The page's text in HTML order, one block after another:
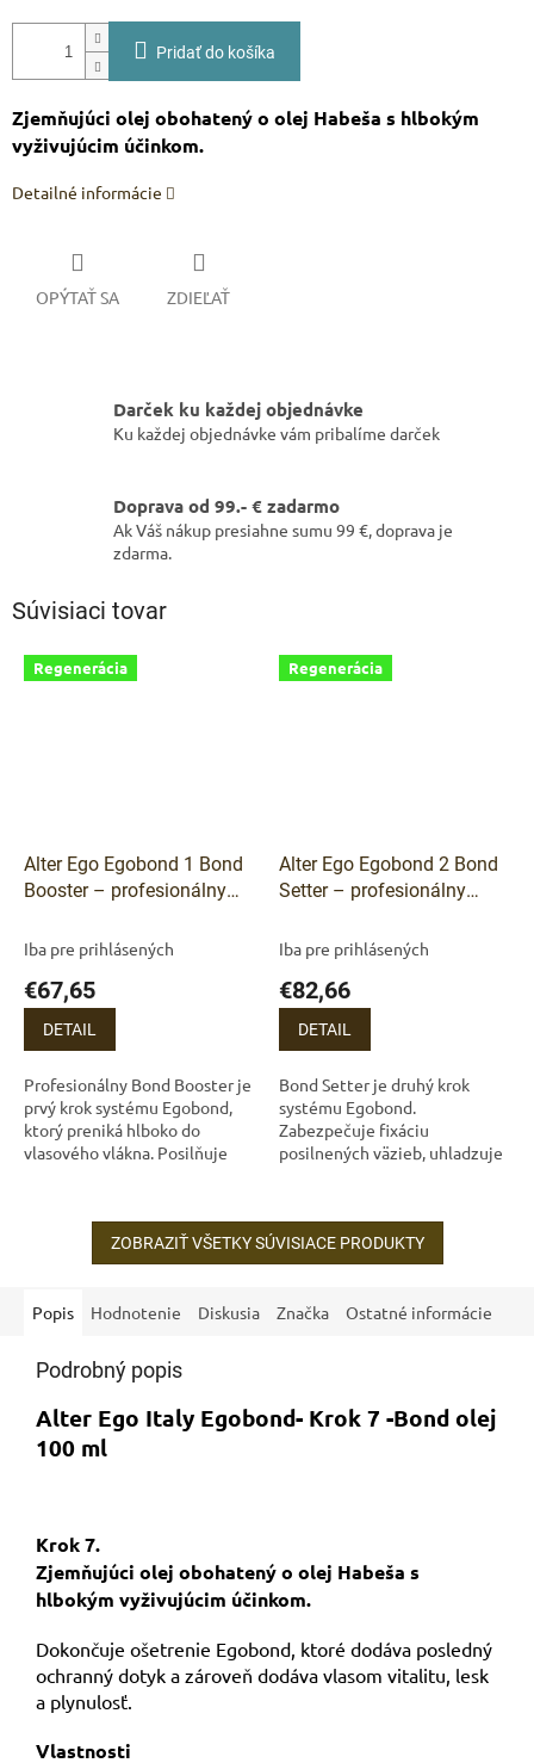
Pridať do košíka
Zjemňujúci olej obohatený o olej Habeša s hlbokým
vyživujúcim účinkom.
Detailné informácie
OPÝTAŤ SA ZDIEĽAŤ
Darček ku každej objednávke
Ku každej objednávke vám pribalíme darček
Doprava od 99.- € zadarmo
Ak Váš nákup presiahne sumu 99 €, doprava je
zdarma.
Súvisiaci tovar
Regenerácia
Alter Ego Egobond 1 Bond
Booster – profesionálny
ml (Na dotaz)
Iba pre prihlásených
€67,65
DETAIL
Profesionálny Bond Booster je
prvý krok systému Egobond,
ktorý preniká hlboko do
vlasového vlákna. Posilňuje
pripravuje ich...
Regenerácia
Alter Ego Egobond 2 Bond
Setter – profesionálny
(Na dotaz)
Iba pre prihlásených
€82,66
DETAIL
Bond Setter je druhý krok
systému Egobond.
Zabezpečuje fixáciu
posilnených väzieb, uhladzuje
ZOBRAZIŤ VŠETKY SÚVISIACE PRODUKTY
Popis Hodnotenie Diskusia Značka Ostatné informácie
Podrobný popis
Alter Ego Italy Egobond- Krok 7 -Bond olej
100 ml
Krok 7.
Zjemňujúci olej obohatený o olej Habeša s
hlbokým vyživujúcim účinkom.
Dokončuje ošetrenie Egobond, ktoré dodáva posledný
ochranný dotyk a zároveň dodáva vlasom vitalitu, lesk
a plynulosť.
Vlastnosti